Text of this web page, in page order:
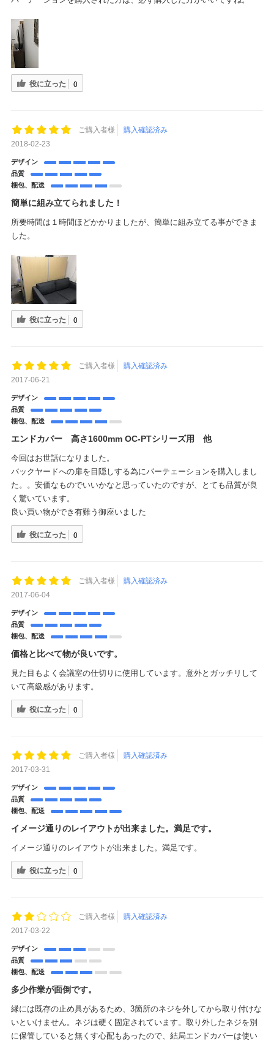
役に立った 0
ご購入者様
購入確認済み
2018-02-23
デザイン
品質
梱包、配送
簡単に組み立てられました！
所要時間は１時間ほどかかりましたが、簡単に組み立てる事ができま
した。
役に立った 0
ご購入者様
購入確認済み
2017-06-21
デザイン
品質
梱包、配送
エンドカバー 高さ1600mm OC-PTシリーズ用 他
今回はお世話になりました。
バックヤードへの扉を目隠しする為にパーテェーションを購入しまし
た。。安価なものでいいかなと思っていたのですが、とても品質が良
く驚いています。
良い買い物ができ有難う御座いました
役に立った 0
ご購入者様
購入確認済み
2017-06-04
デザイン
品質
梱包、配送
価格と比べて物が良いです。
見た目もよく会議室の仕切りに使用しています。意外とガッチリして
いて高級感があります。
役に立った 0
ご購入者様
購入確認済み
2017-03-31
デザイン
品質
梱包、配送
イメージ通りのレイアウトが出来ました。満足です。
イメージ通りのレイアウトが出来ました。満足です。
役に立った 0
ご購入者様
購入確認済み
2017-03-22
デザイン
品質
梱包、配送
多少作業が面倒です。
縁には既存の止め具があるため、3箇所のネジを外してから取り付けな
いといけません。ネジは硬く固定されています。取り外したネジを別
に保管していると無くす心配もあったので、結局エンドカバーは使い